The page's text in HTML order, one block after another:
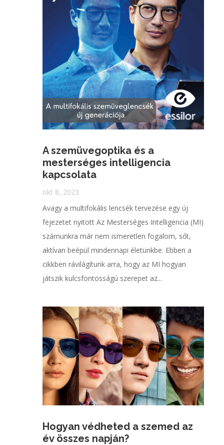
A szemüvegoptika és a
mesterséges intelligencia
kapcsolata
okt 8, 2023
Avagy a multifokális lencsék tervezése egy új
fejezetet nyitott Az Mesterséges Intelligencia (MI)
számunkra már nem ismeretlen fogalom, sőt,
aktívan beépül mindennapi életünkbe. Ebben a
cikkben rávilágítunk arra, hogy az MI hogyan
játszik kulcsfontosságú szerepet az...
Hogyan védheted a szemed az
év összes napján?